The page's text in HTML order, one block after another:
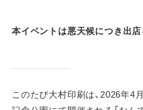
本イベントは悪天候につき出
このたび大村印刷は、2026年4